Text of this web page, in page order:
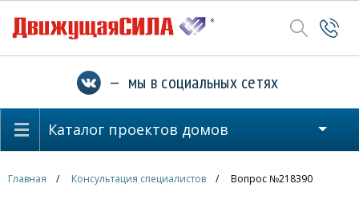
— мы в социальных сетях
Каталог проектов домов
Главная Консультация специалистов Вопрос №218390